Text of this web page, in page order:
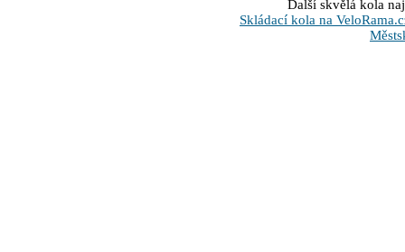
Další skvělá kola
Skládací kola na